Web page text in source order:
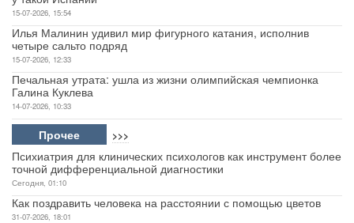
15-07-2026, 15:54
Илья Малинин удивил мир фигурного катания, исполнив
четыре сальто подряд
15-07-2026, 12:33
Печальная утрата: ушла из жизни олимпийская чемпионка
Галина Куклева
14-07-2026, 10:33
Прочее >>>
Психиатрия для клинических психологов как инструмент более
точной дифференциальной диагностики
Сегодня, 01:10
Как поздравить человека на расстоянии с помощью цветов
31-07-2026, 18:01